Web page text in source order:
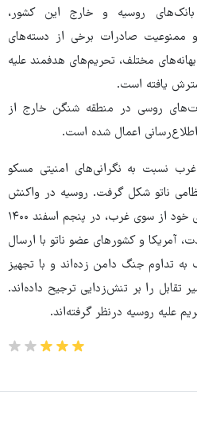
روسیه و خارج این کشور،
صادرات برخی از دسته‌های
مختلف، تحریم‌های هدفمند علیه
یافته است.
روسی در منطقه شنگن خارج از
اعمال شده است.
نسبت به نگرانی‌های امنیتی مسکو
ناتو شکل گرفت. روسیه در واکنش
به نادیده گرفتن دغدغه‌های امنیتی خود از سوی غرب، در پنجم اسفند ۱۴۰۰
آمریکا و کشورهای عضو ناتو با ارسال
تداوم جنگ دامن زده‌اند و با تجهیز
تقابل را بر تنش‌زدایی ترجیح داده‌اند.